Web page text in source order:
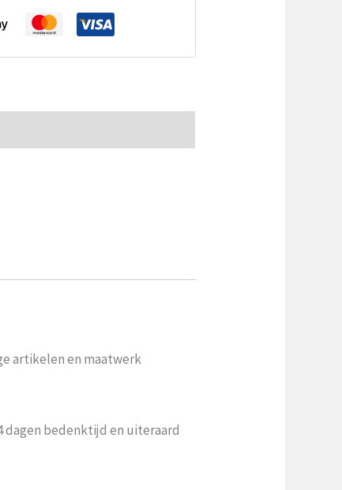
artikelen en maatwerk
dagen bedenktijd en uiteraard